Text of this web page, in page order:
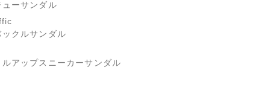
ーサンダル
クルサンダル
ルアップスニーカーサンダル